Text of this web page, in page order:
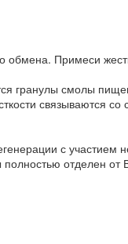
обмена. Примеси
гранулы смолы
связываются
с участием
отделен от